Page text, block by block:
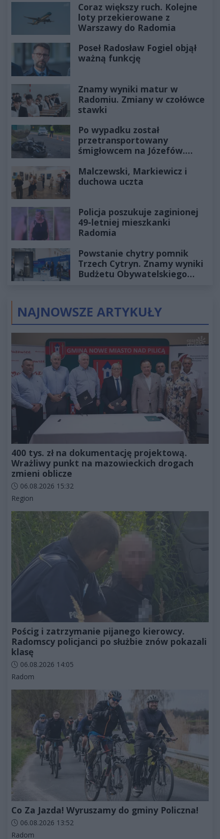
Coraz większy ruch. Kolejne
loty przekierowane z
Warszawy do Radomia
Poseł Radosław Fogiel objął
ważną funkcję
Znamy wyniki matur w
Radomiu. Zmiany w czołówce
stawki
Po wypadku został
przetransportowany
śmigłowcem na Józefów.
Malczewski, Markiewicz i
duchowa uczta
Policja poszukuje zaginionej
49-letniej mieszkanki
Radomia
Powstanie chytry pomnik
Trzech Cytryn. Znamy wyniki
Budżetu Obywatelskiego
NAJNOWSZE ARTYKUŁY
400 tys. zł na dokumentację projektową.
Wrażliwy punkt na mazowieckich drogach
zmieni oblicze
Data dodania artykułu:
06.08.2026 15:32
Kategorie artykułu:
Region
Pościg i zatrzymanie pijanego kierowcy.
Radomscy policjanci po służbie znów pokazali
klasę
Data dodania artykułu:
06.08.2026 14:05
Kategorie artykułu:
Radom
Co Za Jazda! Wyruszamy do gminy Policzna!
Data dodania artykułu:
06.08.2026 13:52
Kategorie artykułu:
Radom